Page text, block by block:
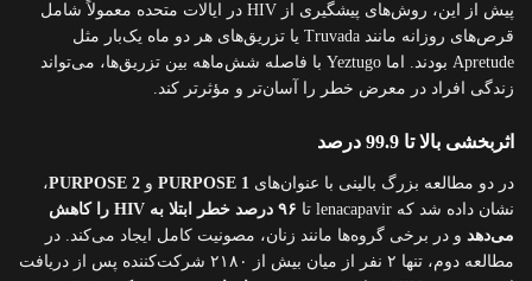
پیش از این، روش‌های پیشگیری از HIV در ایالات متحده معمولاً شامل
قرص‌های روزانه مانند Truvada یا تزریق‌های هر دو ماه یک‌بار مثل
Apretude بودند. اما Yeztugo با فاصله شش‌ماهه بین تزریق‌ها، می‌تواند
زندگی افراد در معرض خطر را آسان‌تر و مؤثرتر کند.
اثربخشی بالا تا 99.9 درصد
در دو مطالعه بزرگ بالینی با عنوان‌های PURPOSE 1 و PURPOSE 2،
نشان داده شد که lenacapavir تا
۹۶ درصد خطر ابتلا به HIV را کاهش
می‌دهد و در برخی گروه‌ها مانند زنان، مصونیت کامل ایجاد می‌کند. در
مطالعه دوم، تنها ۲ نفر از میان بیش از ۲۱۸۰ شرکت‌کننده پس از دریافت